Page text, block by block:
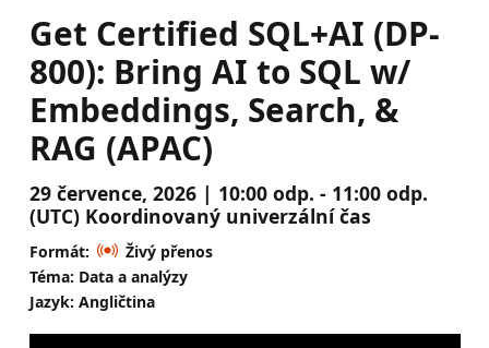
Get Certified SQL+AI (DP-
800): Bring AI to SQL w/
Embeddings, Search, &
RAG (APAC)
29 července, 2026 | 10:00 odp. - 11:00 odp.
(UTC) Koordinovaný univerzální čas
Formát:
Živý přenos
Téma: Data a analýzy
Jazyk: Angličtina